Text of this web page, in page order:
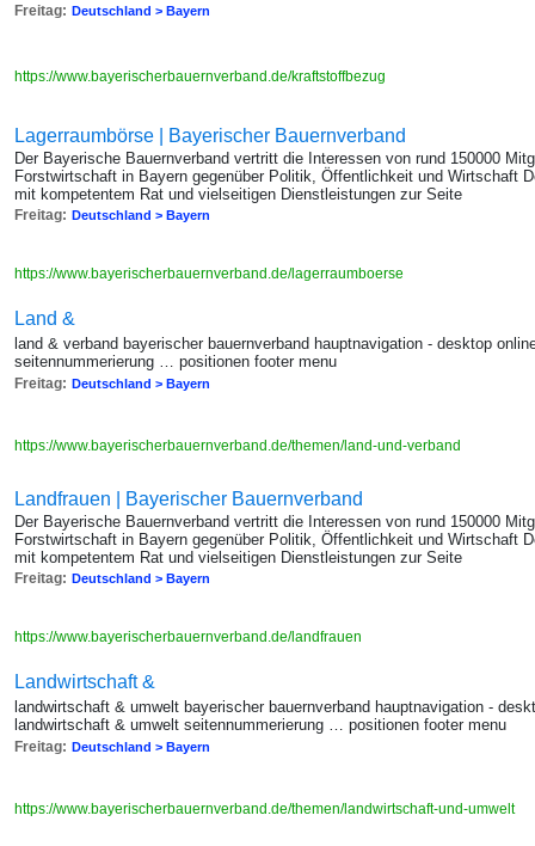
Freitag: Deutschland > Bayern
https://www.bayerischerbauernverband.de/kraftstoffbezug
Lagerraumbörse | Bayerischer Bauernverband
Der Bayerische Bauernverband vertritt die Interessen von rund 150000
Forstwirtschaft in Bayern gegenüber Politik, Öffentlichkeit und Wirtschaft
mit kompetentem Rat und vielseitigen Dienstleistungen zur Seite
Freitag: Deutschland > Bayern
https://www.bayerischerbauernverband.de/lagerraumboerse
Land &
land & verband bayerischer bauernverband hauptnavigation - desktop
seitennummerierung … positionen footer menu
Freitag: Deutschland > Bayern
https://www.bayerischerbauernverband.de/themen/land-und-verband
Landfrauen | Bayerischer Bauernverband
Der Bayerische Bauernverband vertritt die Interessen von rund 150000
Forstwirtschaft in Bayern gegenüber Politik, Öffentlichkeit und Wirtschaft
mit kompetentem Rat und vielseitigen Dienstleistungen zur Seite
Freitag: Deutschland > Bayern
https://www.bayerischerbauernverband.de/landfrauen
Landwirtschaft &
landwirtschaft & umwelt bayerischer bauernverband hauptnavigation -
landwirtschaft & umwelt seitennummerierung … positionen footer menu
Freitag: Deutschland > Bayern
https://www.bayerischerbauernverband.de/themen/landwirtschaft-und-umwelt